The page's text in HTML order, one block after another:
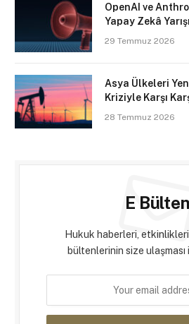
OpenAI ve
Yapay Zekâ
29 Temmuz 2026
Asya Ülkeleri
Kriziyle Karşı
28 Temmuz 2026
E Bülten
Hukuk haberleri,
bültenlerinin size ulaşması